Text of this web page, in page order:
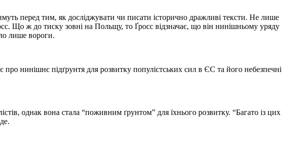
перед тим, як досліджувати чи писати історично дражливі тексти. Не лише
Що ж до тиску зовні на Польщу, то Ґросс відзначає, що він нинішньому уряду
лише вороги.
нинішнє підґрунтя для розвитку популістських сил в ЄС та його небезпечні
однак вона стала “поживним ґрунтом” для їхнього розвитку. “Багато із цих